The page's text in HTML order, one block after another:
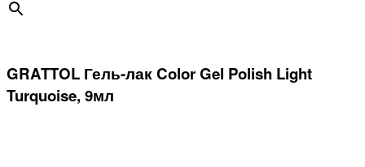
GRATTOL Гель-лак Color Gel Polish Light
Turquoise, 9мл